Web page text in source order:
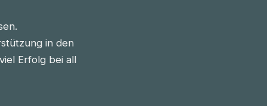
in den
Erfolg bei all